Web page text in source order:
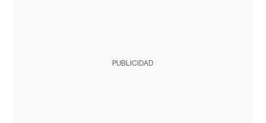
PUBLICIDAD